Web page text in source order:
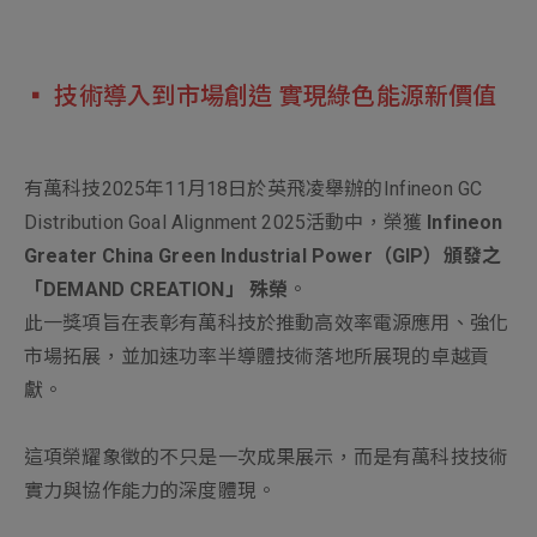
▪ 技術導入到市場創造 實現綠色能源新價值
有萬科技2025年11月18日於英飛凌舉辦的Infineon GC
Distribution Goal Alignment 2025活動中，榮獲 Infineon
Greater China Green Industrial Power（GIP）頒發之
「DEMAND CREATION」 殊榮 。
此一獎項旨在表彰有萬科技於推動高效率電源應用、強化
市場拓展，並加速功率半導體技術落地所展現的卓越貢
獻。
這項榮耀象徵的不只是一次成果展示，而是有萬科技技術
實力與協作能力的深度體現。